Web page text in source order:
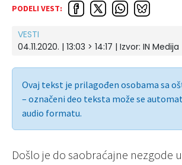
PODELI VEST:
VESTI
04.11.2020. | 13:03 > 14:17 | Izvor: IN Medija
Ovaj tekst je prilagođen osobama sa
– označeni deo teksta može se
audio formatu.
Došlo je do saobraćajne nezgode